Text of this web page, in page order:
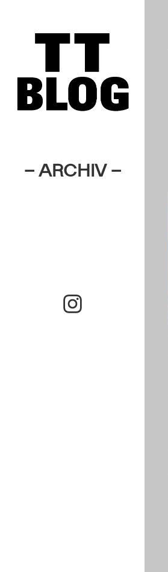
– ARCHIV –